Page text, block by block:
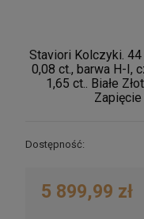
Staviori Kolczyki.
0,08 ct., barwa H-I,
1,65 ct.. Białe
Dostępność:
5 899,99 zł